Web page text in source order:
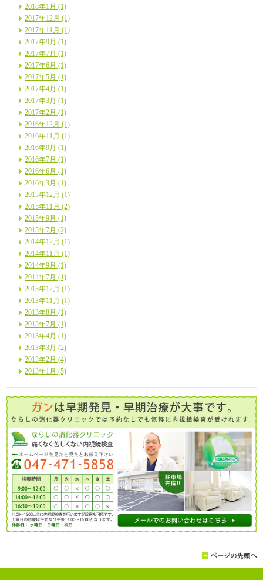
2018年1月 (1)
2017年12月 (1)
2017年11月 (1)
2017年9月 (1)
2017年7月 (1)
2017年6月 (1)
2017年5月 (1)
2017年4月 (1)
2017年3月 (1)
2017年2月 (1)
2016年12月 (1)
2016年11月 (1)
2016年9月 (1)
2016年7月 (1)
2016年6月 (1)
2016年3月 (1)
2015年12月 (1)
2015年11月 (2)
2015年9月 (1)
2015年7月 (2)
2014年12月 (1)
2014年11月 (1)
2014年9月 (1)
2014年7月 (1)
2013年12月 (1)
2013年11月 (1)
2013年8月 (1)
2013年7月 (1)
2013年4月 (1)
2013年3月 (2)
2013年2月 (4)
2013年1月 (5)